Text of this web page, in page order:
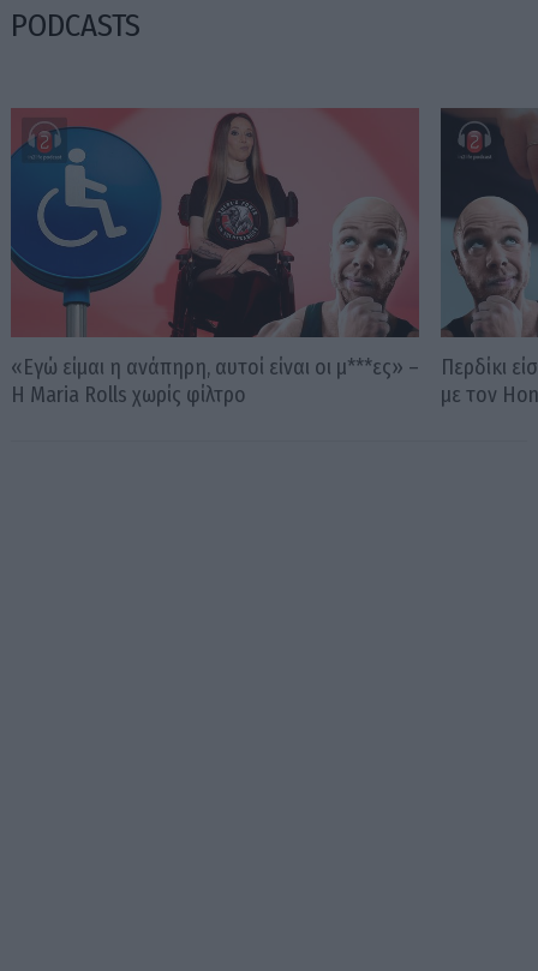
PODCASTS
«Εγώ είμαι η ανάπηρη, αυτοί είναι οι μ***ες» –
Η Maria Rolls χωρίς φίλτρο
Περδίκι
με τον